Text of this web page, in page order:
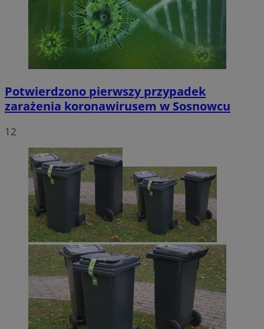
Potwierdzono pierwszy przypadek
zarażenia koronawirusem w Sosnowcu
12